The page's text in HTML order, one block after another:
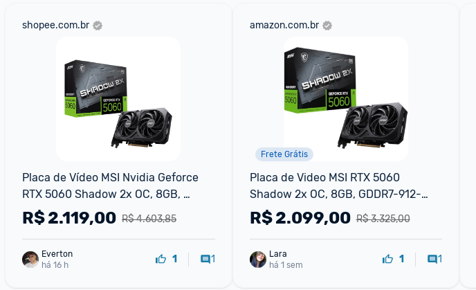
shopee.com.br
Placa de Vídeo MSI Nvidia Geforce
RTX 5060 Shadow 2x OC, 8GB,
GDDR7
R$ 4.603,85
R$2.119,00
Everton
há 16 h
1 1
amazon.com.br
Frete Grátis
Placa de Video MSI RTX 5060
Shadow 2x OC, 8GB, GDDR7-912-
V537-037
R$ 3.325,00
R$2.099,00
Lara
há 1 sem
1 1